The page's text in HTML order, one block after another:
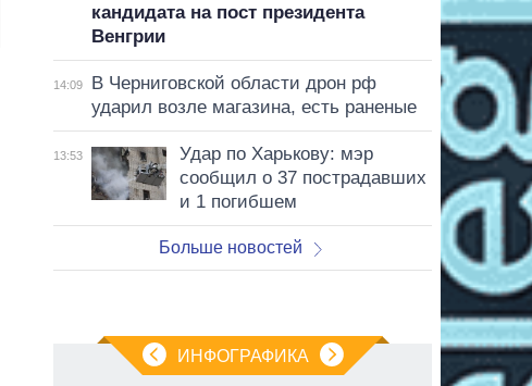
кандидата на пост президента
Венгрии
14:09
В Черниговской области дрон рф
ударил возле магазина, есть раненые
13:53
Удар по Харькову: мэр
сообщил о 37 пострадавших
и 1 погибшем
Больше новостей
ИНФОГРАФИКА